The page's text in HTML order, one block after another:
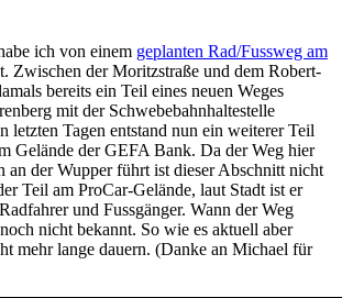
ich von einem geplanten Rad/Fussweg am
Zwischen der Moritzstraße und dem Robert-
bereits ein Teil eines neuen Weges
mit der Schwebebahnhaltestelle
letzten Tagen entstand nun ein weiterer Teil
Gelände der GEFA Bank. Da der Weg hier
an der Wupper führt ist dieser Abschnitt nicht
Teil am ProCar-Gelände, laut Stadt ist er
und Fussgänger. Wann der Weg
nicht bekannt. So wie es aktuell aber
mehr lange dauern. (Danke an Michael für